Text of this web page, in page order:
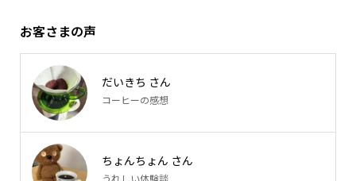
お客さまの声
だいきち さん
コーヒーの感想
ちょんちょん さん